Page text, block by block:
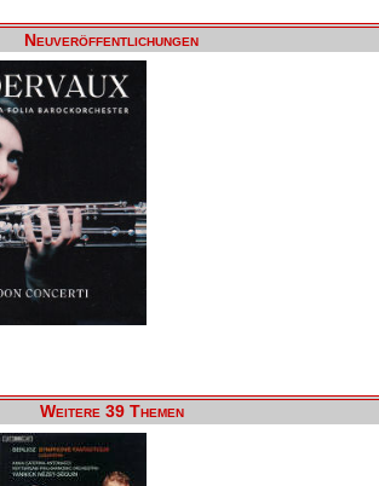
Neuveröffentlichungen
Weitere 39 Themen